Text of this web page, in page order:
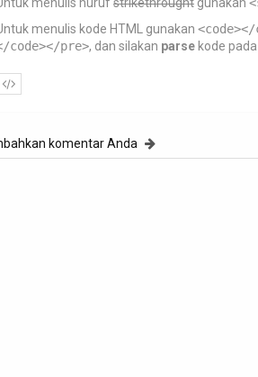
menulis kode HTML gunakan <code></
code></pre>, dan silakan parse kode
komentar Anda